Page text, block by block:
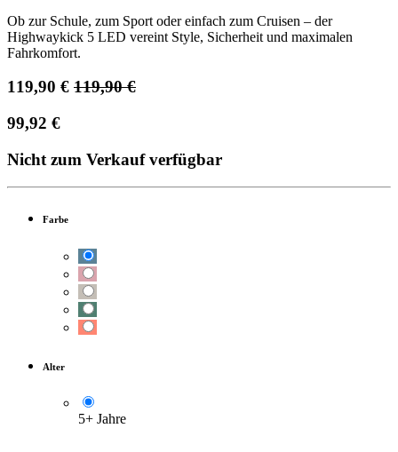
Ob zur Schule, zum Sport oder einfach zum Cruisen – der
Highwaykick 5 LED vereint Style, Sicherheit und maximalen
Fahrkomfort.
119,90 € 119,90€
99,92 €
Nicht zum Verkauf verfügbar
Farbe
Alter
5+ Jahre